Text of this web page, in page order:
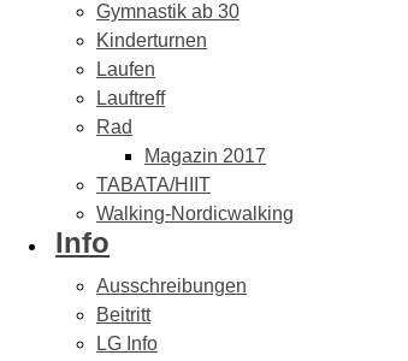
Gymnastik ab 30
Kinderturnen
Laufen
Lauftreff
Rad
Magazin 2017
TABATA/HIIT
Walking-Nordicwalking
Info
Ausschreibungen
Beitritt
LG Info